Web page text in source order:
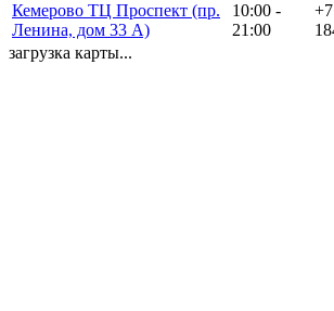
Кемерово ТЦ Проспект (пр.
Ленина, дом 33 А)
10:00 -
21:00
загрузка карты...